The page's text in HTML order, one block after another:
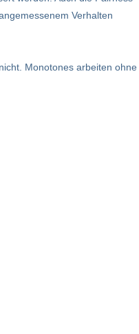
Verhalten
Monotones arbeiten ohne